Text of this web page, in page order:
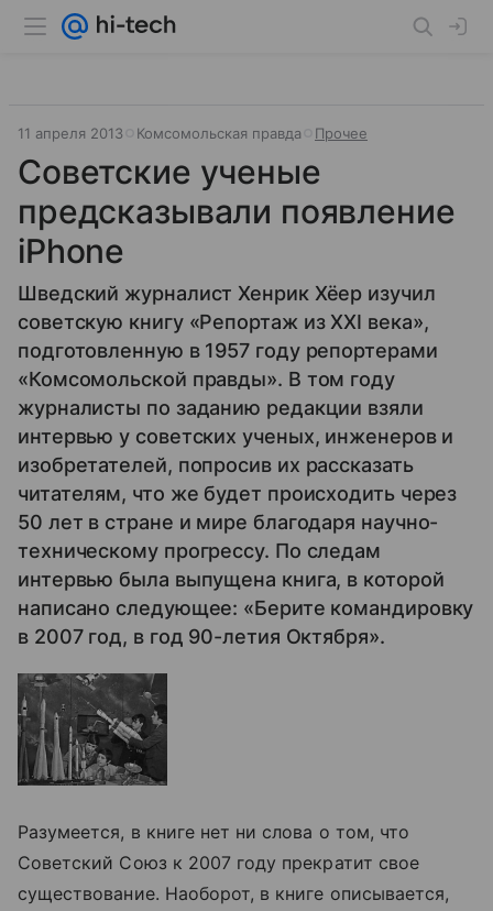
11 апреля 2013 Комсомольская правда Прочее
Советские ученые
предсказывали появление
iPhone
Шведский журналист Хенрик Хёер изучил
советскую книгу «Репортаж из ХХI века»,
подготовленную в 1957 году репортерами
«Комсомольской правды». В том году
журналисты по заданию редакции взяли
интервью у советских ученых, инженеров и
изобретателей, попросив их рассказать
читателям, что же будет происходить через
50 лет в стране и мире благодаря научно-
техническому прогрессу. По следам
интервью была выпущена книга, в которой
написано следующее: «Берите командировку
в 2007 год, в год 90-летия Октября».
Разумеется, в книге нет ни слова о том, что
Советский Союз к 2007 году прекратит свое
существование. Наоборот, в книге описывается,